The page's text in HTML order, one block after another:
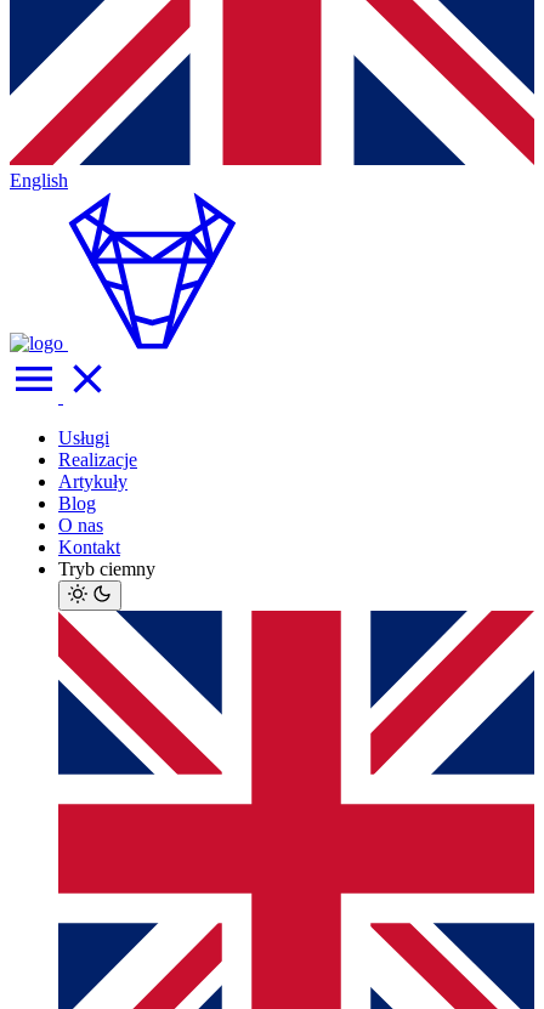
English
Usługi
Realizacje
Artykuły
Blog
O nas
Kontakt
Tryb ciemny